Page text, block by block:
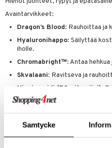
Samtycke
Avaintarvikkeet:
Dragon’s Blood: Rauhoittaa ja
Hyaluronihappo: Säilyttää
iholle.
Chromabright™: Antaa
Skvalaani: Ravitseva ja
Niacinamidi (B3-vitamiini) :
kirkkautta.